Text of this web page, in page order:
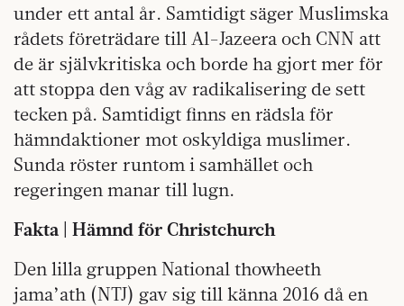
under ett antal år. Samtidigt säger Muslimska
rådets företrädare till Al-Jazeera och CNN att
de är självkritiska och borde ha gjort mer för
att stoppa den våg av radikalisering de sett
tecken på. Samtidigt finns en rädsla för
hämndaktioner mot oskyldiga muslimer.
Sunda röster runtom i samhället och
regeringen manar till lugn.
Fakta | Hämnd för Christchurch
Den lilla gruppen National thowheeth
jama’ath (NTJ) gav sig till känna 2016 då en